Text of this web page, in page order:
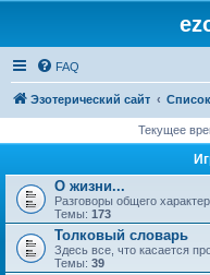
FAQ
Эзотерический сайт
Текущее
О жизни...
Разговоры общего
Темы: 173
Толковый словарь
Здесь все, что касается
Темы: 39